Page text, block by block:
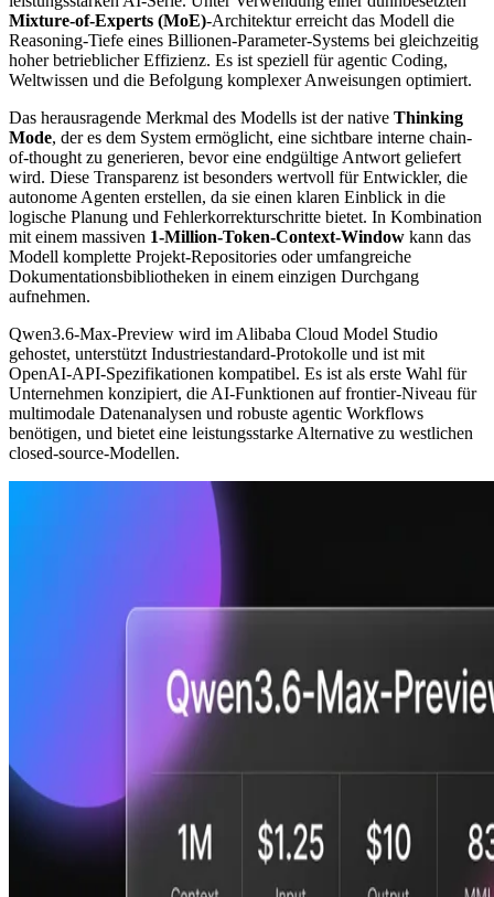
Mixture-of-Experts (MoE)-Architektur erreicht das Modell die
Reasoning-Tiefe eines Billionen-Parameter-Systems bei gleichzeitig
hoher betrieblicher Effizienz. Es ist speziell für agentic Coding,
Weltwissen und die Befolgung komplexer Anweisungen optimiert.
Das herausragende Merkmal des Modells ist der native Thinking
Mode, der es dem System ermöglicht, eine sichtbare interne chain-
of-thought zu generieren, bevor eine endgültige Antwort geliefert
wird. Diese Transparenz ist besonders wertvoll für Entwickler, die
autonome Agenten erstellen, da sie einen klaren Einblick in die
logische Planung und Fehlerkorrekturschritte bietet. In Kombination
mit einem massiven 1-Million-Token-Context-Window kann das
Modell komplette Projekt-Repositories oder umfangreiche
Dokumentationsbibliotheken in einem einzigen Durchgang
aufnehmen.
Qwen3.6-Max-Preview wird im Alibaba Cloud Model Studio
gehostet, unterstützt Industriestandard-Protokolle und ist mit
OpenAI-API-Spezifikationen kompatibel. Es ist als erste Wahl für
Unternehmen konzipiert, die AI-Funktionen auf frontier-Niveau für
multimodale Datenanalysen und robuste agentic Workflows
benötigen, und bietet eine leistungsstarke Alternative zu westlichen
closed-source-Modellen.